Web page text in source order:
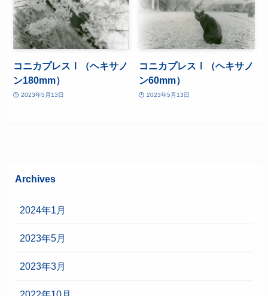
コニカプレスⅠ（ヘキサノ
ン180mm）
2023年5月13日
コニカプレスⅠ（ヘキサノ
ン60mm）
2023年5月13日
Archives
2024年1月
2023年5月
2023年3月